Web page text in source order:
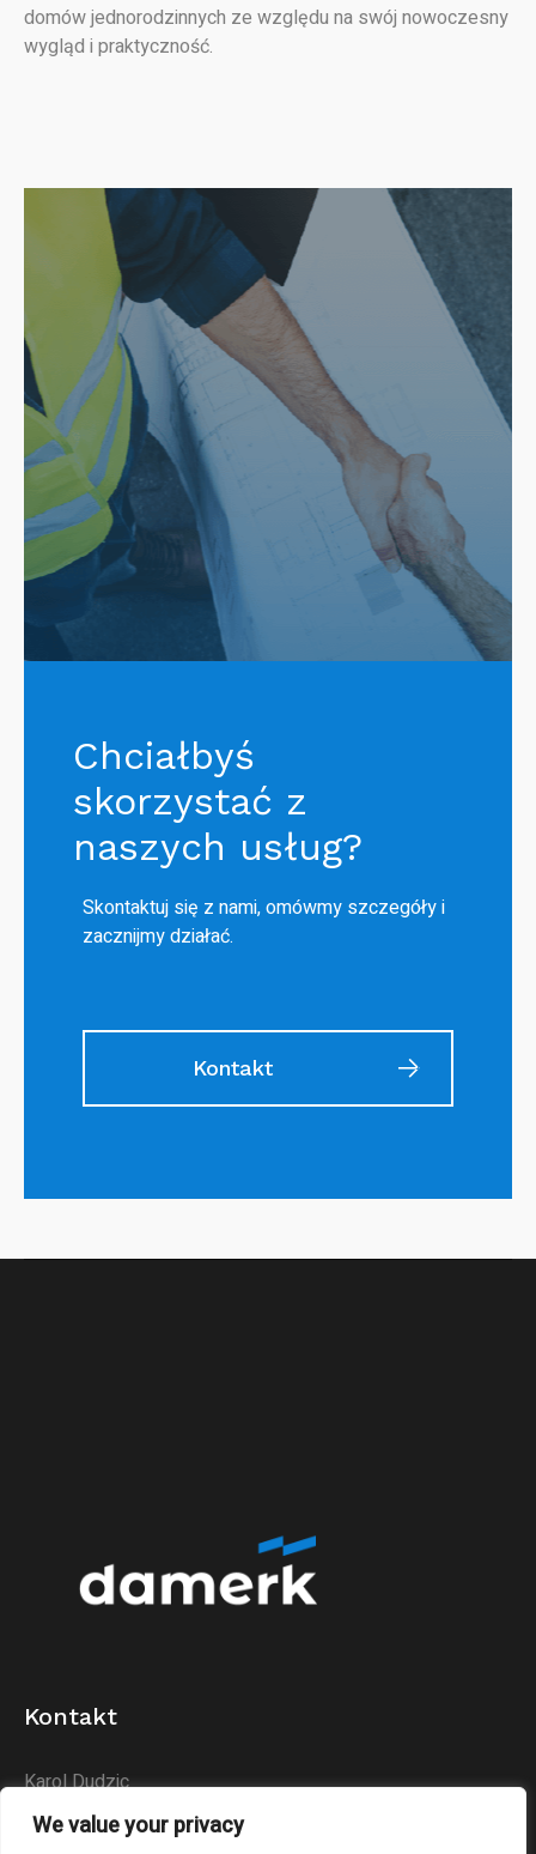
We value your privacy
domów jednorodzinnych ze względu na swój nowoczesny
wygląd i praktyczność.
Chciałbyś
skorzystać z
naszych usług?
Skontaktuj się z nami, omówmy szczegóły i
zacznijmy działać.
Kontakt
Kontakt
Karol Dudzic
Huta Podłysica 24B
26-004 Bieliny